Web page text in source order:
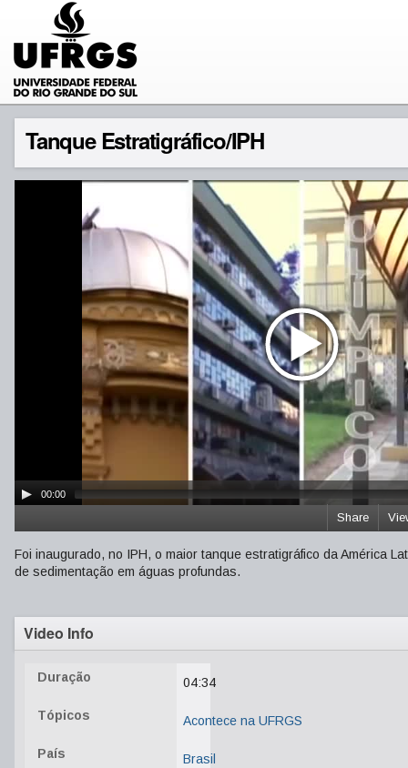
Tanque Estratigráfico/IPH
00:00
Share
Foi inaugurado, no IPH, o maior tanque estratigráfico da América
de sedimentação em águas profundas.
Video Info
Duração 04:34
Tópicos Acontece na UFRGS
País Brasil